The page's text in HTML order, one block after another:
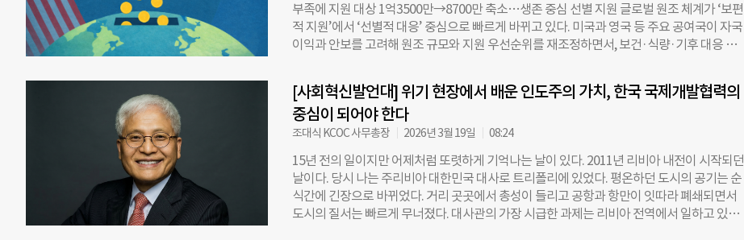
부족에 지원 대상 1억3500만→8700만 축소…생존 중심 선별 지원 글로벌 원조 체계가 ‘보편
적 지원’에서 ‘선별적 대응’ 중심으로 빠르게 바뀌고 있다. 미국과 영국 등 주요 공여국이 자국
이익과 안보를 고려해 원조 규모와 지원 우선순위를 재조정하면서, 보건·식량·기후 대응 등
자연재해와 인도주의 위기 대응을 총괄하는 ‘재난 및 인도주의 대응국(Bureau of Disaster
and Humanitarian Response)’을 신설했다. 국무부는 3월 23일(현지시각) 관보를 통해 재난
및 인도주의 대응 담당 차관보에게 국제 재난 지원, 글로벌 식량 안보, 인도주의 대응 관련 권
한을 위임한다고 밝혔다. 새 조직은 약 200명 규모로 전 세계 12개 거점에서 운영되며 연간 약
54억 달러(한화 약 8조1500억 원) 예산으로 ‘생명 구호’ 중심 지원에 집중할 예정이다. 앞서
트럼프 행정부는 2025년 미국 국제개발처(USAID)를 해체하고 관련 기능을 국무부로 통합했
다. 기존 USAID는 연간 약 400억 달러(한화 약 60조 원) 규모의 개발·인도주의 사업을 수행해
왔다. 이에 비해 새 조직은 예산 규모와 지원 범위가 모두 축소됐다. 3월 20일 로이터 보도에
따르면 관계자는 “우리는 대응 대상을 더 신중하게 선택할 것”이라며 “모든 재난과 위기에 대
[사회혁신발언대] 위기 현장에서 배운 인도주의 가치, 한국 국제개발협력의
중심이 되어야 한다
조대식 KCOC 사무총장 2026년 3월 19일 08:24
15년 전의 일이지만 어제처럼 또렷하게 기억나는 날이 있다. 2011년 리비아 내전이 시작되던
날이다. 당시 나는 주리비아 대한민국 대사로 트리폴리에 있었다. 평온하던 도시의 공기는 순
식간에 긴장으로 바뀌었다. 거리 곳곳에서 총성이 들리고 공항과 항만이 잇따라 폐쇄되면서
도시의 질서는 빠르게 무너졌다. 대사관의 가장 시급한 과제는 리비아 전역에서 일하고 있던